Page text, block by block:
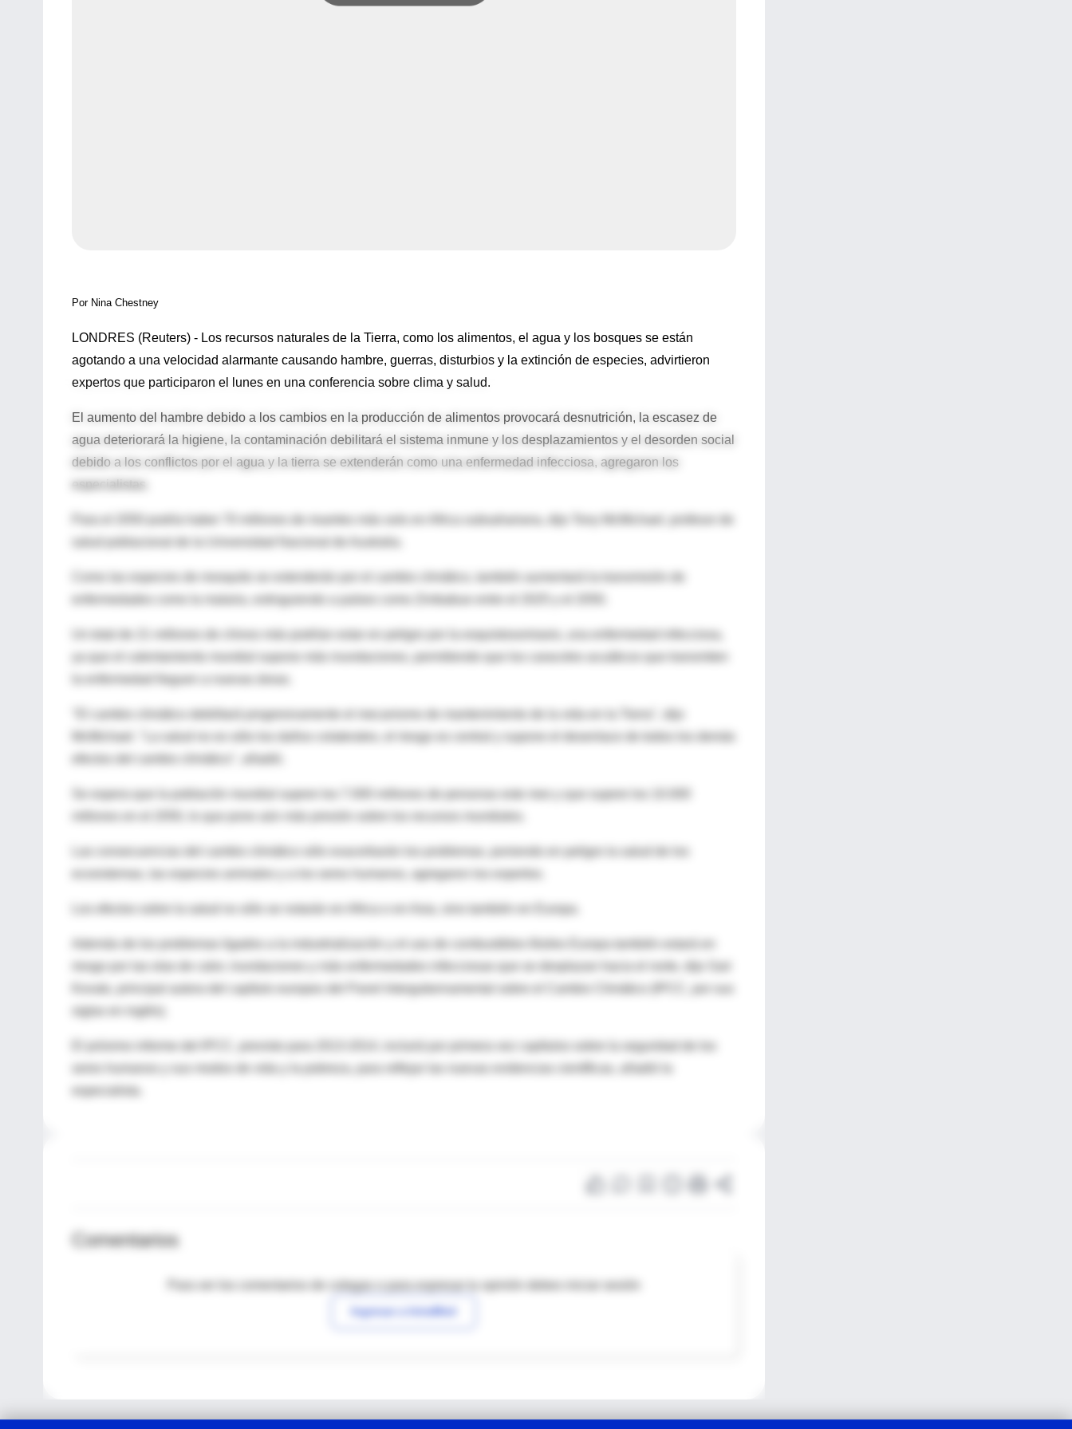
Por Nina Chestney
LONDRES (Reuters) - Los recursos naturales de la Tierra, como los alimentos, el agua y los bosques se están
agotando a una velocidad alarmante causando hambre, guerras, disturbios y la extinción de especies, advirtieron
expertos que participaron el lunes en una conferencia sobre clima y salud.
El aumento del hambre debido a los cambios en la producción de alimentos provocará desnutrición, la escasez de
agua deteriorará la higiene, la contaminación debilitará el sistema inmune y los desplazamientos y el desorden social
debido a los conflictos por el agua y la tierra se extenderán como una enfermedad infecciosa, agregaron los
especialistas.
Como las especies de mosquito se extenderán por el cambio climático, también aumentará la transmisión de
enfermedades como la malaria, extinguiendo a países como Zimbabue entre el 2025 y el 2050.
Un total de 21 millones de chinos más podrían estar en peligro por la esquistosomiasis, una enfermedad infecciosa,
ya que el calentamiento mundial supone más inundaciones, permitiendo que los caracoles acuáticos que transmiten
la enfermedad lleguen a nuevas áreas.
"El cambio climático debilitará progresivamente el mecanismo de mantenimiento de la vida en la Tierra", dijo
McMichael. "La salud no es sólo los daños colaterales, el riesgo es central y supone el desenlace de todos los demás
Se espera que la población mundial supere los 7.000 millones de personas este mes y que supere los 10.000
Las consecuencias del cambio climático sólo exacerbarán los problemas, poniendo en peligro la salud de los
ecosistemas, las especies animales y a los seres humanos, agregaron los expertos.
Los efectos sobre la salud no sólo se notarán en Africa o en Asia, sino también en Europa.
Además de los problemas ligados a la industrialización y el uso de combustibles fósiles Europa también estará en
riesgo por las olas de calor, inundaciones y más enfermedades infecciosas que se desplazan hacia el norte, dijo Sari
Kovats, principal autora del capítulo europeo del Panel Intergubernamental sobre el Cambio Climático (IPCC, por sus
siglas en inglés).
El próximo informe del IPCC, previsto para 2013-2014, incluirá por primera vez capítulos sobre la seguridad de los
Comentarios
Para ver los comentarios de colegas o para expresar tu opinión debes iniciar sesión
Ingresar a IntraMed